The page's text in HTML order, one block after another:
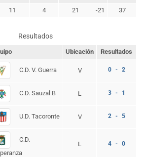
11 4 21 -21 37
Resultados
Ubicación
Resultados
C.D. V. Guerra V 0 - 2
C.D. Sauzal B L 3 - 1
U.D. Tacoronte V 2 - 5
C.D.
L 4 - 0